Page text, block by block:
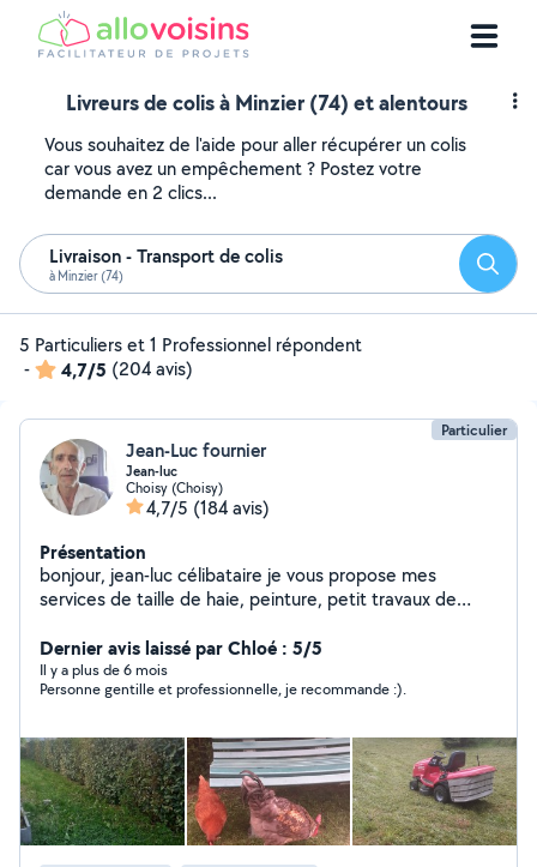
Livreurs de colis à Minzier (74) et alentours
Vous souhaitez de l'aide pour aller récupérer un colis
car vous avez un empêchement ? Postez votre
demande en 2 clics...
Livraison - Transport de colis
à Minzier (74)
5 Particuliers et 1 Professionnel répondent
-
4,7/5 (204 avis)
Particulier
Jean-Luc fournier
Jean-luc
Choisy (Choisy)
4,7/5 (184 avis)
Présentation
bonjour, jean-luc célibataire je vous propose mes
services de taille de haie, peinture, petit travaux de
Dernier avis laissé par Chloé : 5/5
Il y a plus de 6 mois
Personne gentille et professionnelle, je recommande :).